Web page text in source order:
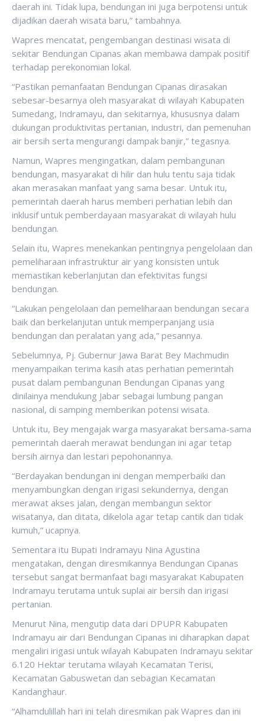
daerah ini. Tidak lupa, bendungan ini juga berpotensi untuk
dijadikan daerah wisata baru,” tambahnya.
Wapres mencatat, pengembangan destinasi wisata di
sekitar Bendungan Cipanas akan membawa dampak positif
terhadap perekonomian lokal.
“Pastikan pemanfaatan Bendungan Cipanas dirasakan
sebesar-besarnya oleh masyarakat di wilayah Kabupaten
Sumedang, Indramayu, dan sekitarnya, khususnya dalam
dukungan produktivitas pertanian, industri, dan pemenuhan
air bersih serta mengurangi dampak banjir,” tegasnya.
Namun, Wapres mengingatkan, dalam pembangunan
bendungan, masyarakat di hilir dan hulu tentu saja tidak
akan merasakan manfaat yang sama besar. Untuk itu,
pemerintah daerah harus memberi perhatian lebih dan
inklusif untuk pemberdayaan masyarakat di wilayah hulu
bendungan.
Selain itu, Wapres menekankan pentingnya pengelolaan dan
pemeliharaan infrastruktur air yang konsisten untuk
memastikan keberlanjutan dan efektivitas fungsi
bendungan.
“Lakukan pengelolaan dan pemeliharaan bendungan secara
baik dan berkelanjutan untuk memperpanjang usia
bendungan dan peralatan yang ada,” pesannya.
Sebelumnya, Pj. Gubernur Jawa Barat Bey Machmudin
menyampaikan terima kasih atas perhatian pemerintah
pusat dalam pembangunan Bendungan Cipanas yang
dinilainya mendukung Jabar sebagai lumbung pangan
nasional, di samping memberikan potensi wisata.
Untuk itu, Bey mengajak warga masyarakat bersama-sama
pemerintah daerah merawat bendungan ini agar tetap
bersih airnya dan lestari pepohonannya.
“Berdayakan bendungan ini dengan memperbaiki dan
menyambungkan dengan irigasi sekundernya, dengan
merawat akses jalan, dengan membangun sektor
wisatanya, dan ditata, dikelola agar tetap cantik dan tidak
kumuh,” ucapnya.
Sementara itu Bupati Indramayu Nina Agustina
mengatakan, dengan diresmikannya Bendungan Cipanas
tersebut sangat bermanfaat bagi masyarakat Kabupaten
Indramayu terutama untuk suplai air bersih dan irigasi
pertanian.
Menurut Nina, mengutip data dari DPUPR Kabupaten
Indramayu air dari Bendungan Cipanas ini diharapkan dapat
mengaliri irigasi untuk wilayah Kabupaten Indramayu sekitar
6.120 Hektar terutama wilayah Kecamatan Terisi,
Kecamatan Gabuswetan dan sebagian Kecamatan
Kandanghaur.
“Alhamdulillah hari ini telah diresmikan pak Wapres dan ini